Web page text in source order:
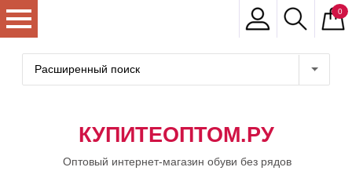
0
Расширенный поиск
КУПИТЕОПТОМ.РУ
Оптовый интернет-магазин обуви без рядов